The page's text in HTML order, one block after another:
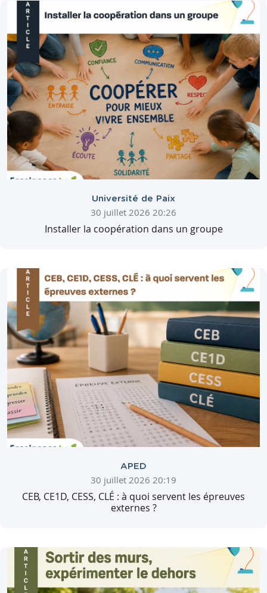
Université de Paix
30 juillet 2026 20:26
Installer la coopération dans un groupe
APED
30 juillet 2026 20:19
CEB, CE1D, CESS, CLÉ : à quoi servent les épreuves
externes ?